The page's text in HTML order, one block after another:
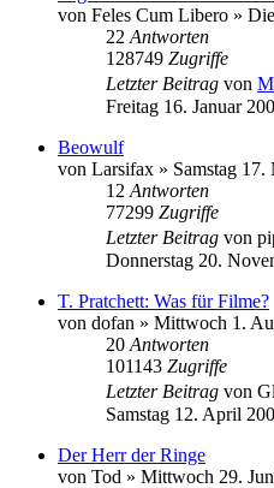
von Feles Cum Libero »
22 Antworten
128749 Zugriffe
Letzter Beitrag von
Freitag 16. Januar
Beowulf
von Larsifax » Samstag
12 Antworten
77299 Zugriffe
Letzter Beitrag von
Donnerstag 20.
T. Pratchett: Was für Filme?
von dofan » Mittwoch 1.
20 Antworten
101143 Zugriffe
Letzter Beitrag von
Samstag 12. April
Der Herr der Ringe
von Tod » Mittwoch 29.